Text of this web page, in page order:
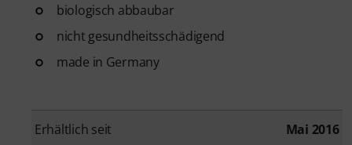
biologisch abbaubar
nicht gesundheitsschädigend
made in Germany
Erhältlich seit Mai 2016